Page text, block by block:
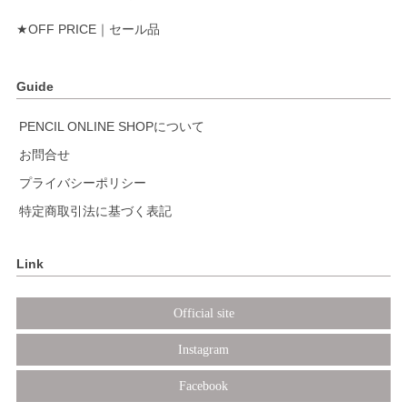
★OFF PRICE｜セール品
Guide
PENCIL ONLINE SHOPについて
お問合せ
プライバシーポリシー
特定商取引法に基づく表記
Link
Official site
Instagram
Facebook